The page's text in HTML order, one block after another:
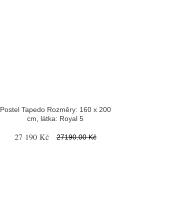
Postel Tapedo Rozměry: 160 x 200
cm, látka: Royal 5
27 190 Kč 27190.00 Kč